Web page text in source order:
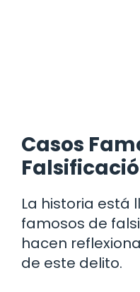
Casos
La historia está
famosos de
hacen
de este delito.